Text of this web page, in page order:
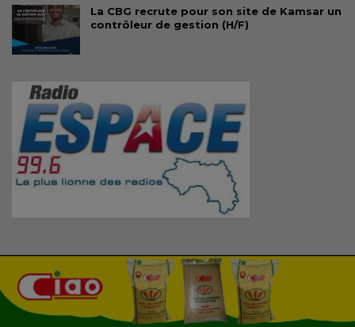
La CBG recrute pour son site de Kamsar un
contrôleur de gestion (H/F)